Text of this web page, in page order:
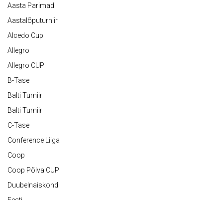
Aasta Parimad
Aastalõputurniir
Alcedo Cup
Allegro
Allegro CUP
B-Tase
Balti Turniir
Balti Turniir
C-Tase
Conference Liiga
Coop
Coop Põlva CUP
Duubelnaiskond